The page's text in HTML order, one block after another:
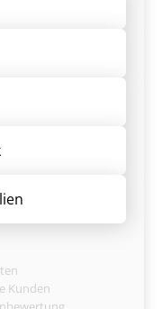
Kunden